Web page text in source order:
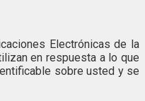
Electrónicas de la
en respuesta a lo que
sobre usted y se